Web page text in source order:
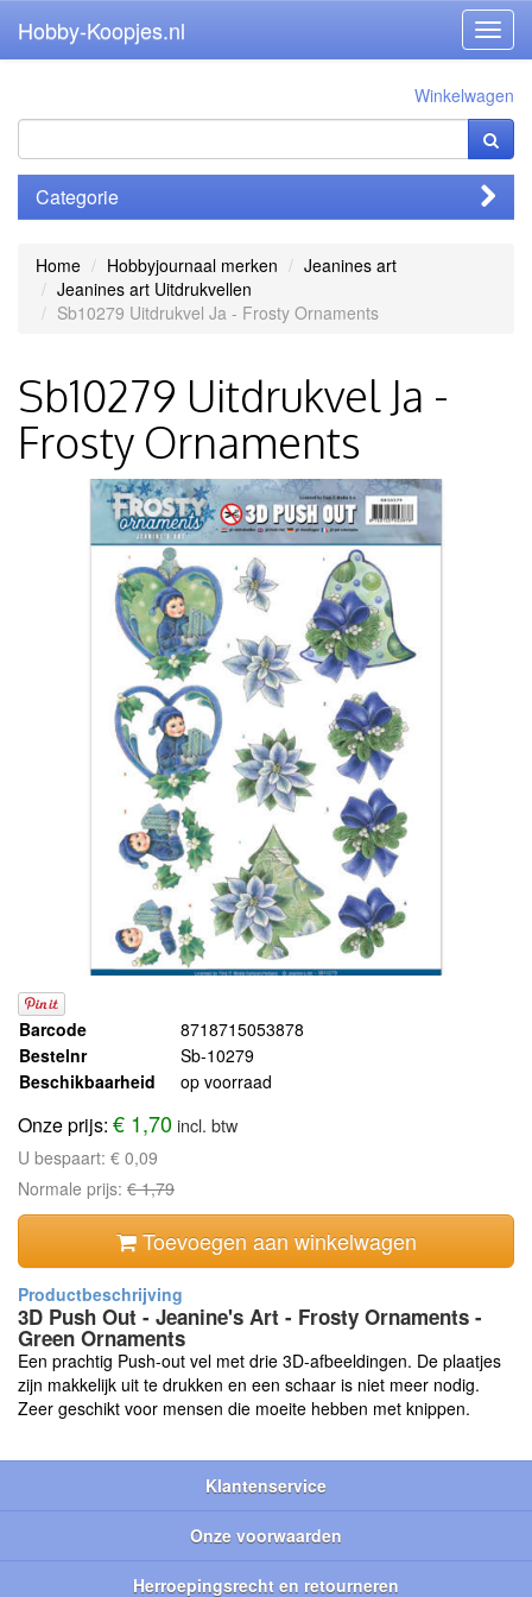
Hobby-Koopjes.nl
Winkelwagen
Categorie
Home Hobbyjournaal merken
Jeanines art
Jeanines art Uitdrukvellen
Sb10279 Uitdrukvel Ja - Frosty Ornaments
Sb10279 Uitdrukvel Ja -
Frosty Ornaments
Barcode
8718715053878
Bestelnr
Sb-10279
Beschikbaarheid
op voorraad
Onze prijs: € 1,70incl. btw
U bespaart: € 0,09
Normale prijs: € 1,79
Toevoegen aan winkelwagen
3D Push Out - Jeanine's Art - Frosty Ornaments -
Green Ornaments
Een prachtig Push-out vel met drie 3D-afbeeldingen. De plaatjes
zijn makkelijk uit te drukken en een schaar is niet meer nodig.
Zeer geschikt voor mensen die moeite hebben met knippen.
Klantenservice
Onze voorwaarden
Herroepingsrecht en retourneren